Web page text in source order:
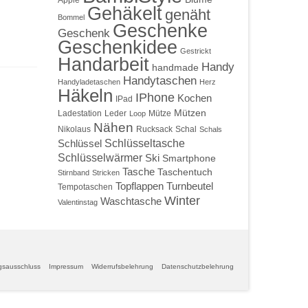
Bommel Gehäkelt genäht
Geschenk Geschenke
Geschenkidee Gestrickt
Handarbeit handmade Handy
Handyladetaschen Handytaschen Herz
Häkeln IPad IPhone Kochen
Ladestation Leder Loop Mütze Mützen
Nikolaus Nähen Rucksack Schal Schals
Schlüssel Schlüsseltasche
Schlüsselwärmer Ski Smartphone
Stirnband Stricken Tasche Taschentuch
Tempotaschen Topflappen Turnbeutel
Valentinstag Waschtasche Winter
Impressum Widerrufsbelehrung Datenschutzbelehrung